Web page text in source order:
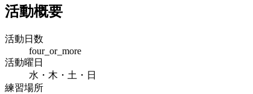
活動概要
活動日数
four_or_more
活動曜日
水・木・土・日
練習場所